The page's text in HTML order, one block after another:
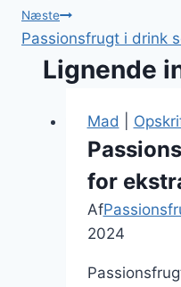
Næste
Passionsfrugt i drink
Lignende
Mad
for
Af
2024